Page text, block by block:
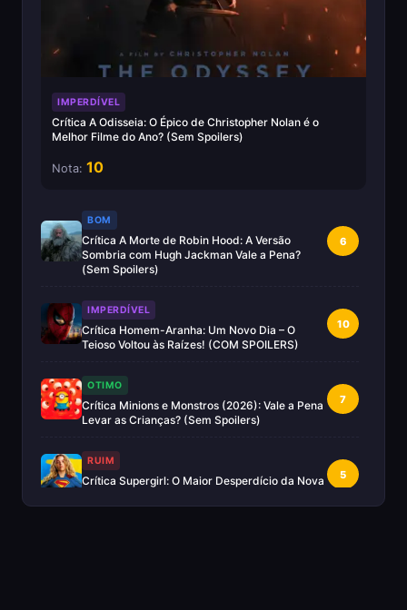
IMPERDÍVEL
Crítica A Odisseia: O Épico de Christopher Nolan é o
Melhor Filme do Ano? (Sem Spoilers)
Nota: 10
BOM
Crítica A Morte de Robin Hood: A Versão
Sombria com Hugh Jackman Vale a Pena?
(Sem Spoilers)
6
IMPERDÍVEL
Crítica Homem-Aranha: Um Novo Dia – O
Teioso Voltou às Raízes! (COM SPOILERS)
10
OTIMO
Crítica Minions e Monstros (2026): Vale a Pena
Levar as Crianças? (Sem Spoilers)
7
RUIM
Crítica Supergirl: O Maior Desperdício da Nova
5